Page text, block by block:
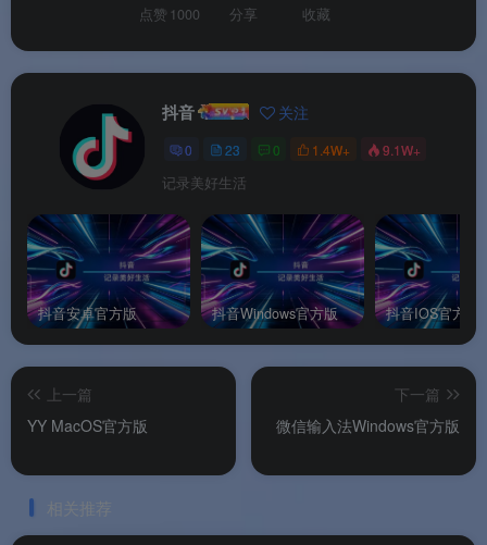
🟢抖音账号体系无缝打通：与抖音主App共享好友
💚极简双栏界面，上手零门槛
设计，左侧会话列表与好友栏，右侧聊天窗口，布
局直观，学习成本极低。
🔒多端同步与云端存储：所有聊天记录自动备份至
云端，手机与电脑实时同步，重要对话不会丢失。
🧩大屏专属优化 ：适配宽屏显示器，支持快捷键
操作和深色模式，提升桌面办公沟通效率。
🎯
：与抖音主App形成功能互补
——主App以内容消费为核心，抖音聊天聚焦于社
交互动，形成“看视频在手机，聊天在电脑”的分
点赞 1000 分享 收藏
抖音 关注
0 23 0 1.4W+ 9.1W+
记录美好生活
抖音安卓官方版 抖音Windows官方版 抖音IOS官方版
上一篇
YY MacOS官方版
下一篇
微信输入法Windows官方版
相关推荐